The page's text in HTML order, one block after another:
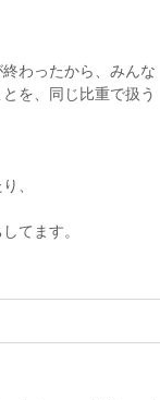
わったから、みんな
を、同じ比重で扱う
、
てます。